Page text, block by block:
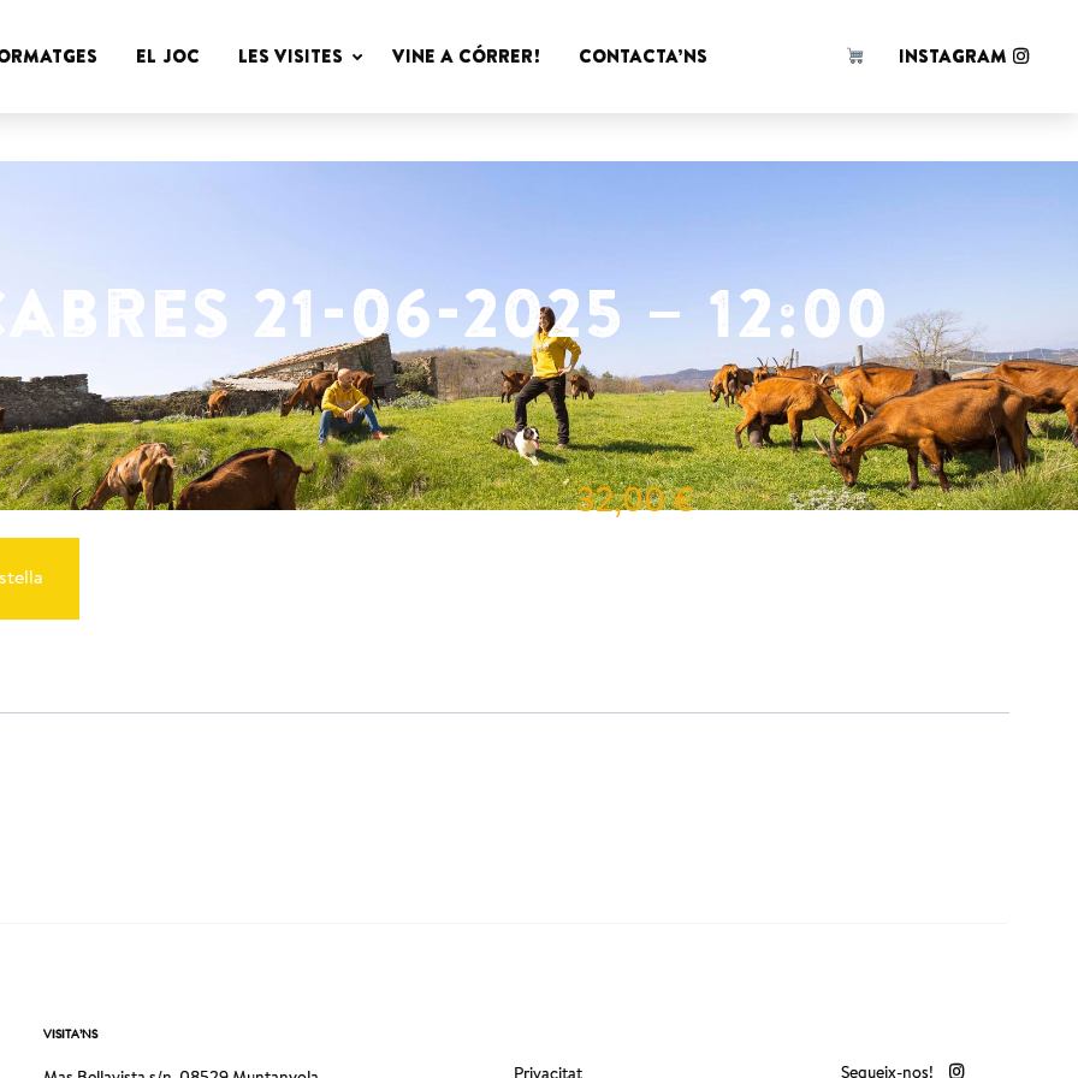
d'en
Peyu
EL JOC LES VISITES VINE A CÓRRER! CONTACTA’NS INSTAGRAM
21-06-2025 – 12:00
32,00€
VISITA’NS
Segueix-nos!